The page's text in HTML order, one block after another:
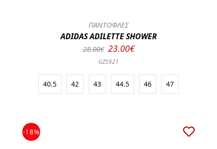
ΠΑΝΤΟΦΛΕΣ
ADIDAS ADILETTE SHOWER
28.00€ 23.00€
GZ5921
40.5 42 43 44.5 46 47
-18%